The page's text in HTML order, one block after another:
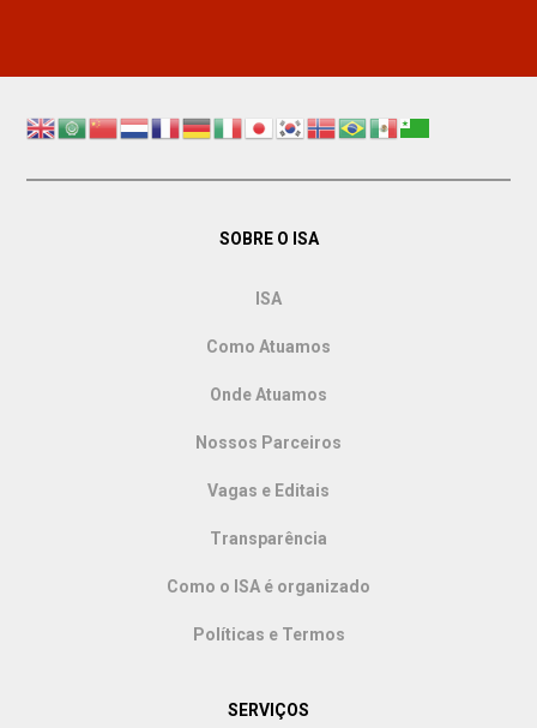
SOBRE O ISA
ISA
Como Atuamos
Onde Atuamos
Nossos Parceiros
Vagas e Editais
Transparência
Como o ISA é organizado
Políticas e Termos
SERVIÇOS